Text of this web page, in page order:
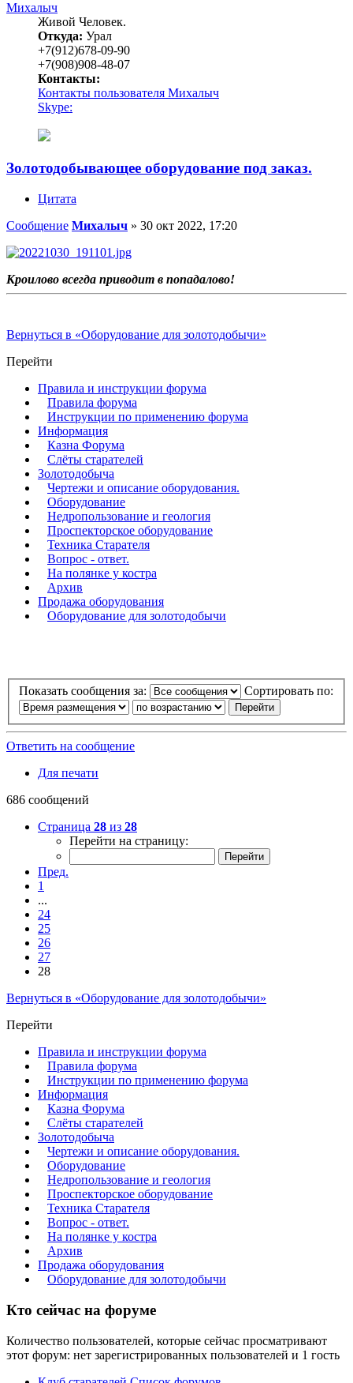
Михалыч
Живой Человек.
Откуда: Урал
+7(912)678-09-90
+7(908)908-48-07
Контакты:
Контакты пользователя Михалыч
Skype:
Золотодобывающее оборудование под заказ.
Цитата
Сообщение Михалыч » 30 окт 2022, 17:20
Кроилово всегда приводит в попадалово!
Вернуться в «Оборудование для золотодобычи»
Перейти
Правила и инструкции форума
Правила форума
Инструкции по применению форума
Информация
Казна Форума
Слёты старателей
Золотодобыча
Чертежи и описание оборудования.
Оборудование
Недропользование и геология
Проспекторское оборудование
Техника Старателя
Вопрос - ответ.
На полянке у костра
Архив
Продажа оборудования
Оборудование для золотодобычи
Показать сообщения за: Сортировать по:
Ответить на сообщение
Для печати
686 сообщений
Страница 28 из 28
Перейти на страницу:
Пред.
1
...
24
25
26
27
28
Вернуться в «Оборудование для золотодобычи»
Перейти
Правила и инструкции форума
Правила форума
Инструкции по применению форума
Информация
Казна Форума
Слёты старателей
Золотодобыча
Чертежи и описание оборудования.
Оборудование
Недропользование и геология
Проспекторское оборудование
Техника Старателя
Вопрос - ответ.
На полянке у костра
Архив
Продажа оборудования
Оборудование для золотодобычи
Кто сейчас на форуме
Количество пользователей, которые сейчас просматривают
этот форум: нет зарегистрированных пользователей и 1 гость